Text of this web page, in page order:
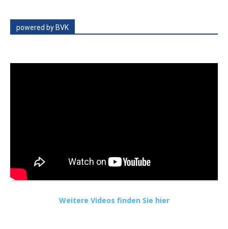
powered by BVK
Weitere Videos finden Sie hier